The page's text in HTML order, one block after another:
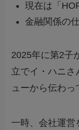
現在は「
金融関係の
2025年に第2子
立でイ・ハニさ
ューから伝わっ
一時、会社運営